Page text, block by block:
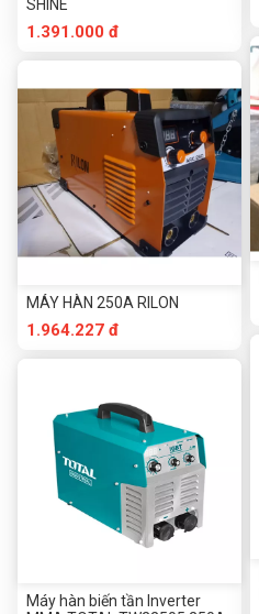
SHINE
1.391.000 đ
MÁY HÀN 250A RILON
1.964.227 đ
Máy hàn biến tần Inverter